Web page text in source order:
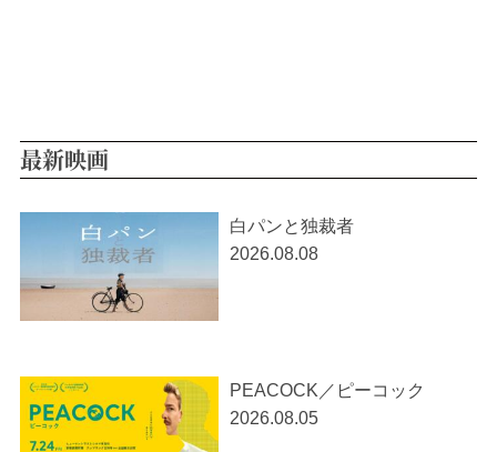
最新映画
白パンと独裁者
2026.08.08
PEACOCK／ピーコック
2026.08.05